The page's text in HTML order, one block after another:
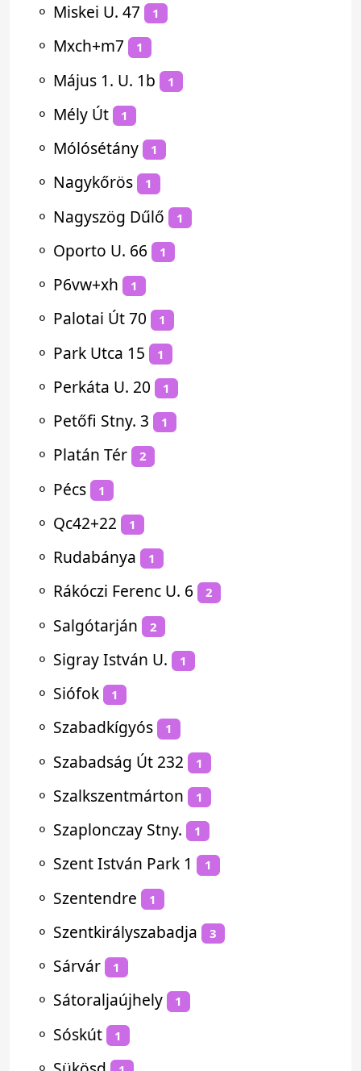
⚬ Miskei U. 47 1
⚬ Mxch+m7 1
⚬ Május 1. U. 1b 1
⚬ Mély Út 1
⚬ Mólósétány 1
⚬ Nagykőrös 1
⚬ Nagyszög Dűlő 1
⚬ Oporto U. 66 1
⚬ P6vw+xh 1
⚬ Palotai Út 70 1
⚬ Park Utca 15 1
⚬ Perkáta U. 20 1
⚬ Petőfi Stny. 3 1
⚬ Platán Tér 2
⚬ Pécs 1
⚬ Qc42+22 1
⚬ Rudabánya 1
⚬ Rákóczi Ferenc U. 6 2
⚬ Salgótarján 2
⚬ Sigray István U. 1
⚬ Siófok 1
⚬ Szabadkígyós 1
⚬ Szabadság Út 232 1
⚬ Szalkszentmárton 1
⚬ Szaplonczay Stny. 1
⚬ Szent István Park 1 1
⚬ Szentendre 1
⚬ Szentkirályszabadja 3
⚬ Sárvár 1
⚬ Sátoraljaújhely 1
⚬ Sóskút 1